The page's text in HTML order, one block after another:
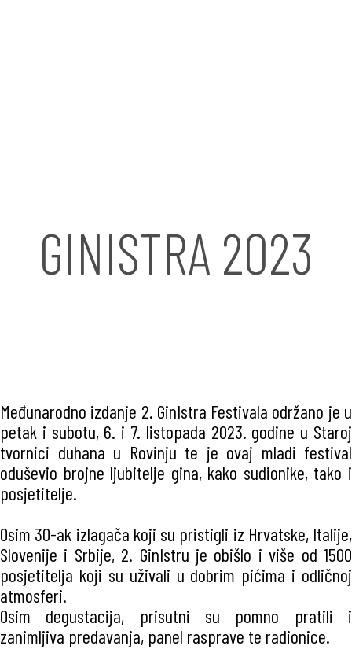
GINISTRA 2023
Međunarodno izdanje 2. GinIstra Festivala održano je u
petak i subotu, 6. i 7. listopada 2023. godine u Staroj
tvornici duhana u Rovinju te je ovaj mladi festival
oduševio brojne ljubitelje gina, kako sudionike, tako i
posjetitelje.
Osim 30-ak izlagača koji su pristigli iz Hrvatske, Italije,
Slovenije i Srbije, 2. GinIstru je obišlo i više od 1500
posjetitelja koji su uživali u dobrim pićima i odličnoj
atmosferi.
Osim degustacija, prisutni su pomno pratili i
zanimljiva predavanja, panel rasprave te radionice.